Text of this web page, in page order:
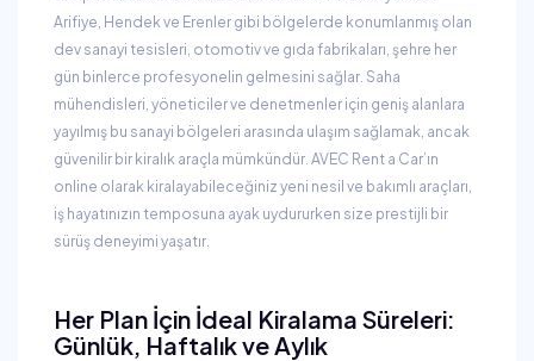
Arifiye, Hendek ve Erenler gibi bölgelerde konumlanmış olan
dev sanayi tesisleri, otomotiv ve gıda fabrikaları, şehre her
gün binlerce profesyonelin gelmesini sağlar. Saha
mühendisleri, yöneticiler ve denetmenler için geniş alanlara
yayılmış bu sanayi bölgeleri arasında ulaşım sağlamak, ancak
güvenilir bir kiralık araçla mümkündür. AVEC Rent a Car’ın
online olarak kiralayabileceğiniz yeni nesil ve bakımlı araçları,
iş hayatınızın temposuna ayak uydururken size prestijli bir
sürüş deneyimi yaşatır.
Her Plan İçin İdeal Kiralama Süreleri:
Günlük, Haftalık ve Aylık